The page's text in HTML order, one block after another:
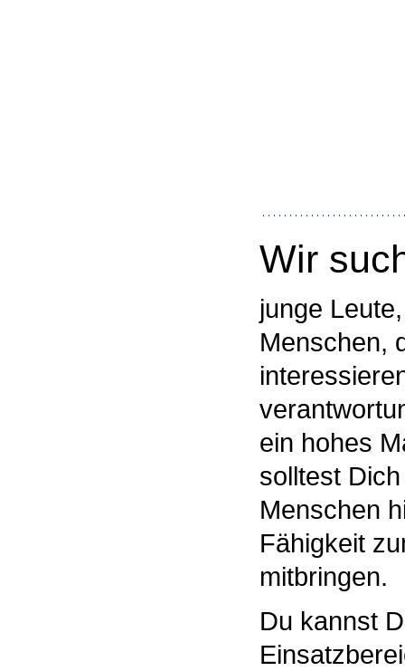
Wir
junge
Menschen,
ein hohes
solltest
Menschen
Fähigkeit
mitbringen.
Du kannst